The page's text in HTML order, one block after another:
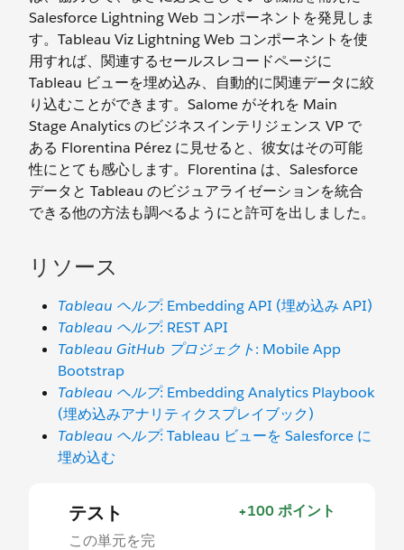
Salesforce Lightning Web コンポーネントを発見しま
す。Tableau Viz Lightning Web コンポーネントを使
用すれば、関連するセールスレコードページに
Tableau ビューを埋め込み、自動的に関連データに絞
り込むことができます。Salome がそれを Main
Stage Analytics のビジネスインテリジェンス VP で
ある Florentina Pérez に見せると、彼女はその可能
性にとても感心します。Florentina は、Salesforce
データと Tableau のビジュアライゼーションを統合
できる他の方法も調べるようにと許可を出しました。
リソース
Tableau ヘルプ: Embedding API (埋め込み API)
Tableau ヘルプ: REST API
Tableau GitHub プロジェクト: Mobile App
Bootstrap
Tableau ヘルプ: Embedding Analytics Playbook
(埋め込みアナリティクスプレイブック)
Tableau ヘルプ: Tableau ビューを Salesforce に
埋め込む